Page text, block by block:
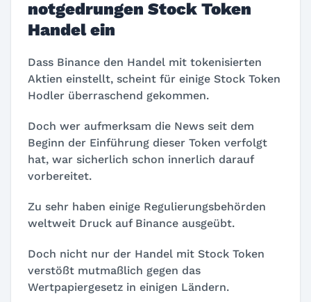
notgedrungen Stock Token
Handel ein
Dass Binance den Handel mit tokenisierten
Aktien einstellt, scheint für einige Stock Token
Hodler überraschend gekommen.
Doch wer aufmerksam die News seit dem
Beginn der Einführung dieser Token verfolgt
hat, war sicherlich schon innerlich darauf
vorbereitet.
Zu sehr haben einige Regulierungsbehörden
weltweit Druck auf Binance ausgeübt.
Doch nicht nur der Handel mit Stock Token
verstößt mutmaßlich gegen das
Wertpapiergesetz in einigen Ländern.